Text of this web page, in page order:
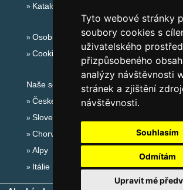
Tyto webové stránky
soubory cookies s
uživatelského
přizpůsobeného
analýzy návštěvnosti
stránek a zjištění
návštěvnosti.
Souhlasím
Odmítám
Upravit mé
Katalog ubytování
Osobní údaje
Cookies
Naše servery:
České hory
Slovenské hory
Chorvatsko
Alpy
Itálie